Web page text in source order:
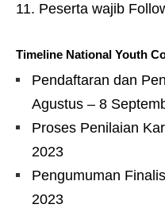
Peserta wajib
Timeline National Youth
Pendaftaran dan
Agustus – 8
Proses Penilaian
2023
Pengumuman
2023